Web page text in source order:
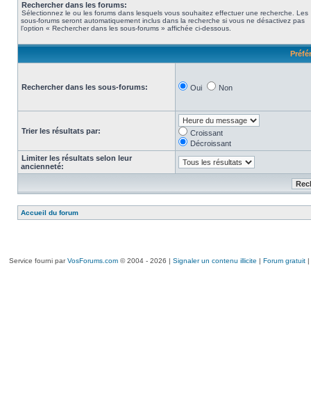
Rechercher dans les forums:
Sélectionnez le ou les forums dans lesquels vous souhaitez effectuer une recherche. Les
sous-forums seront automatiquement inclus dans la recherche si vous ne désactivez pas
l’option « Rechercher dans les sous-forums » affichée ci-dessous.
Rechercher dans les sous-forums: Oui Non
Trier les résultats par:
Croissant
Décroissant
Limiter les résultats selon leur
ancienneté:
Accueil du forum
Service fourni parVosForums.com© 2004 - 2026 | Signaler un contenu illicite | Forum gratuit|